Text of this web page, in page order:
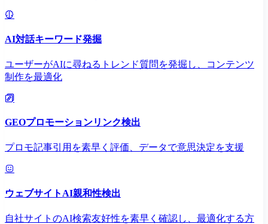
AI対話キーワード発掘
ユーザーがAIに尋ねるトレンド質問を発掘し、コンテンツ
制作を最適化
GEOプロモーションリンク検出
プロモ記事引用を素早く評価、データで意思決定を支援
ウェブサイトAI親和性検出
自社サイトのAI検索友好性を素早く確認し、最適化する方